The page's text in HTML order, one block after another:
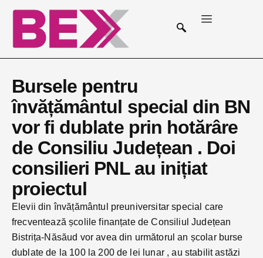
Bursele pentru
învățământul special din BN
vor fi dublate prin hotărâre
de Consiliu Județean . Doi
consilieri PNL au inițiat
proiectul
Elevii din învățământul preuniversitar special care
frecventează școlile finanțate de Consiliul Județean
Bistrița-Năsăud vor avea din următorul an școlar burse
dublate de la 100 la 200 de lei lunar , au stabilit astăzi